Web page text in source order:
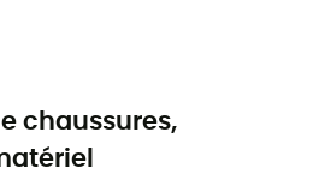
chaussures,